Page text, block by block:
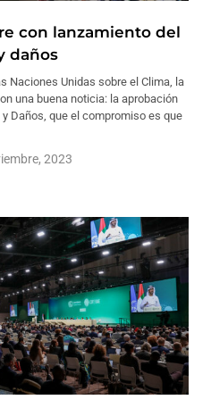
con lanzamiento del
daños
Naciones Unidas sobre el Clima, la
una buena noticia: la aprobación
Daños, que el compromiso es que
2023